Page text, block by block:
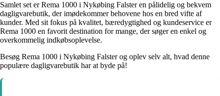
Samlet set er Rema 1000 i Nykøbing Falster en pålidelig og bekvem
dagligvarebutik, der imødekommer behovene hos en bred vifte af
kunder. Med sit fokus på kvalitet, bæredygtighed og kundeservice er
Rema 1000 en favorit destination for mange, der søger en enkel og
overkommelig indkøbsoplevelse.
Besøg Rema 1000 i Nykøbing Falster og oplev selv alt, hvad denne
populære dagligvarebutik har at byde på!